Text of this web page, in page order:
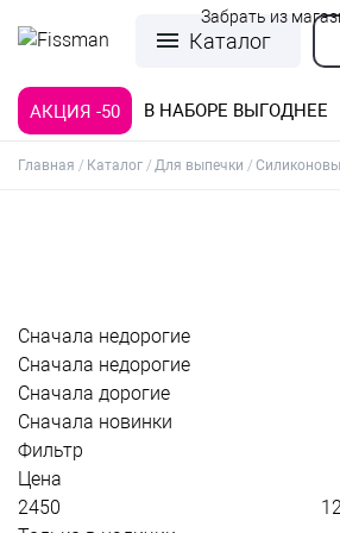
Каталог
Забрать из
АКЦИЯ -50 В НАБОРЕ ВЫГОДНЕЕ
Главная Каталог Для выпечки
Сначала недорогие
Сначала недорогие
Сначала дорогие
Сначала новинки
Фильтр
Цена